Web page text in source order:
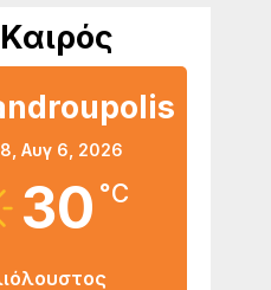
Αυγ 6, 2026
30 °C